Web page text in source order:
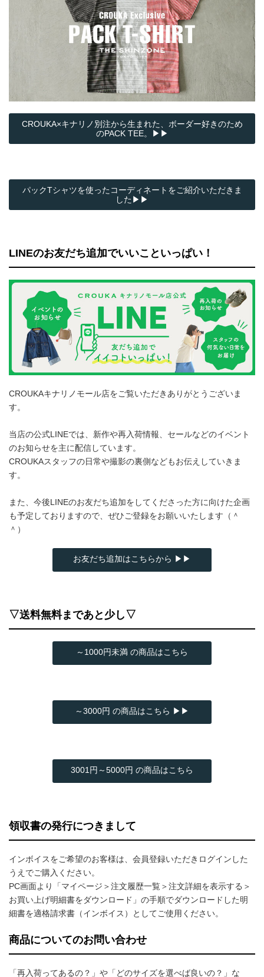
CROUKA×キナリノ別注から生まれた、ボーダー好きのため
のPACK TEE。▶▶
パックTシャツを使ったコーディネートをご紹介いただきま
した▶▶
LINEのお友だち追加でいいこといっぱい！
CROUKAキナリノモール店をご覧いただきありがとうございま
す。
当店の公式LINEでは、新作や再入荷情報、セールなどのイベント
のお知らせを主に配信しています。
CROUKAスタッフの日常や撮影の裏側などもお伝えしていきま
す。
また、今後LINEのお友だち追加をしてくださった方に向けた企画
も予定しておりますので、ぜひご登録をお願いいたします（＾
＾）
お友だち追加はこちらから ▶▶
▽送料無料まであと少し▽
～1000円未満 の商品はこちら
～3000円 の商品はこちら ▶▶
3001円～5000円 の商品はこちら
領収書の発行につきまして
インボイスをご希望のお客様は、会員登録いただきログインした
うえでご購入ください。
PC画面より「マイページ＞注文履歴一覧＞注文詳細を表示する＞
お買い上げ明細書をダウンロード」の手順でダウンロードした明
細書を適格請求書（インボイス）としてご使用ください。
商品についてのお問い合わせ
「再入荷ってあるの？」や「どのサイズを選べば良いの？」な